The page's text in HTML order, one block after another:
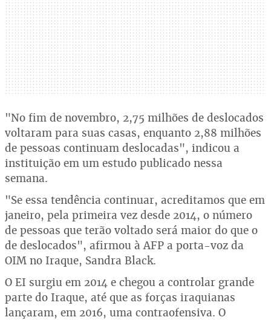
"No fim de novembro, 2,75 milhões de deslocados
voltaram para suas casas, enquanto 2,88 milhões
de pessoas continuam deslocadas", indicou a
instituição em um estudo publicado nessa
semana.
"Se essa tendência continuar, acreditamos que em
janeiro, pela primeira vez desde 2014, o número
de pessoas que terão voltado será maior do que o
de deslocados", afirmou à AFP a porta-voz da
OIM no Iraque, Sandra Black.
O EI surgiu em 2014 e chegou a controlar grande
parte do Iraque, até que as forças iraquianas
lançaram, em 2016, uma contraofensiva. O